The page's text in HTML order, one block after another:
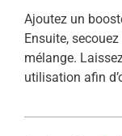
Ajoutez un
Ensuite,
mélange.
utilisation afin